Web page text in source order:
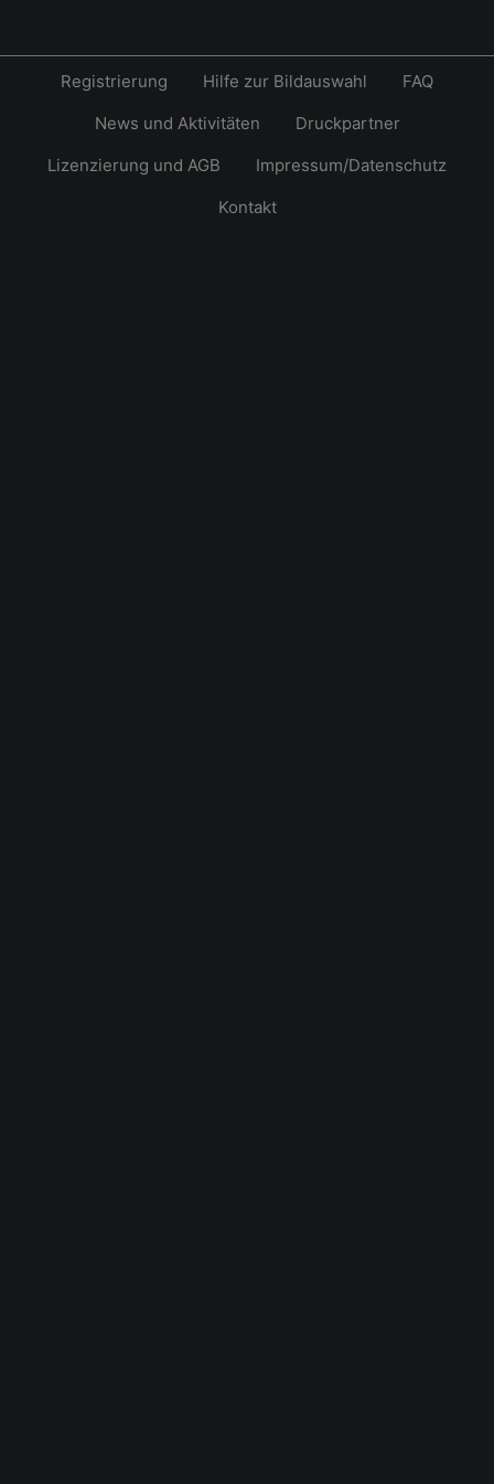
Registrierung Hilfe zur Bildauswahl
FAQ
News und Aktivitäten
Druckpartner
Lizenzierung und AGB
Impressum/Datenschutz
Kontakt